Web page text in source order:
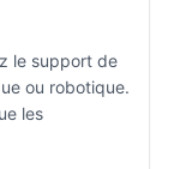
le support de
ou robotique.
les